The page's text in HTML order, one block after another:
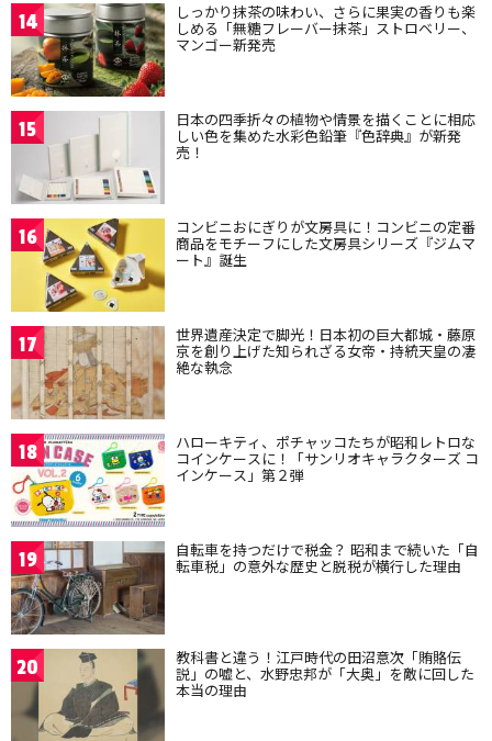
14 しっかり抹茶の味わい、さらに果実の香りも楽
しめる「無糖フレーバー抹茶」ストロベリー、
マンゴー新発売
15 日本の四季折々の植物や情景を描くことに相応
しい色を集めた水彩色鉛筆『色辞典』が新発
売！
16 コンビニおにぎりが文房具に！コンビニの定番
商品をモチーフにした文房具シリーズ『ジムマ
ート』誕生
17 世界遺産決定で脚光！日本初の巨大都城・藤原
京を創り上げた知られざる女帝・持統天皇の凄
絶な執念
18 ハローキティ、ポチャッコたちが昭和レトロな
コインケースに！「サンリオキャラクターズ コ
インケース」第２弾
19 自転車を持つだけで税金？ 昭和まで続いた「自
転車税」の意外な歴史と脱税が横行した理由
20 教科書と違う！江戸時代の田沼意次「賄賂伝
説」の嘘と、水野忠邦が「大奥」を敵に回した
本当の理由